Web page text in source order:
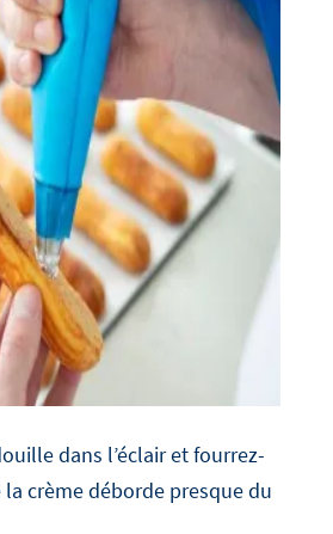
dans l’éclair et fourrez-
la crème déborde presque du